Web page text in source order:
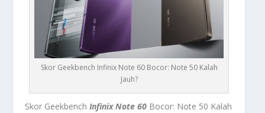
Skor Geekbench Infinix Note 60 Bocor: Note 50 Kalah
Jauh?
Skor GeekbenchInfinix Note 60 Bocor: Note 50 Kalah